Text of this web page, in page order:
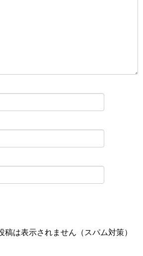
稿は表示されません（スパム対策）